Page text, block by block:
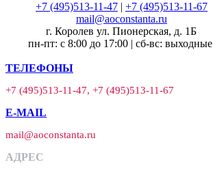
+7 (495)513-11-47| +7 (495)513-11-67
mail@aoconstanta.ru
г. Королев ул. Пионерская, д. 1Б
пн-пт: с 8:00 до 17:00 | сб-вс: выходные
ТЕЛЕФОНЫ
+7 (495)513-11-47, +7 (495)513-11-67
E-MAIL
mail@aoconstanta.ru
АДРЕС